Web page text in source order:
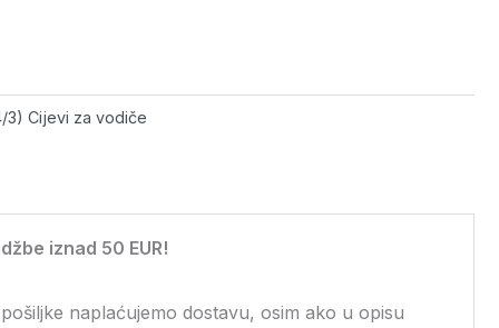
3) Cijevi za vodiče
iznad 50 EUR!
naplaćujemo dostavu, osim ako u opisu